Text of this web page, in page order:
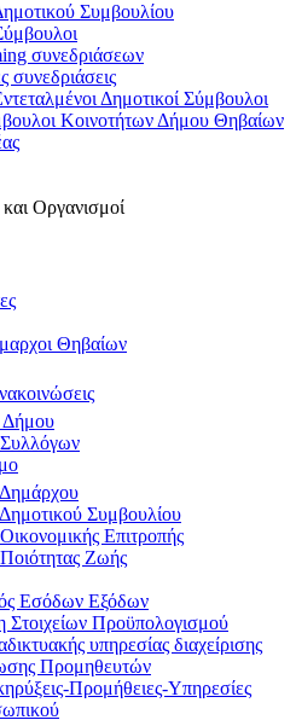
Συμβουλίου
συνεδριάσεων
συνεδριάσεις
Δημοτικοί Σύμβουλοι
Κοινοτήτων Δήμου Θηβαίων
Οργανισμοί
Θηβαίων
Δήμου
Συμβουλίου
Επιτροπής
Ζωής
Εσόδων Εξόδων
Στοιχείων Προϋπολογισμού
υπηρεσίας διαχείρισης
Προμηθευτών
Προμήθειες-Υπηρεσίες